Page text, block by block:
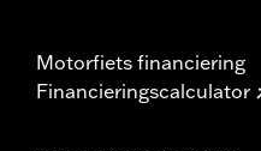
Motorfiets financiering
Financieringscalculator